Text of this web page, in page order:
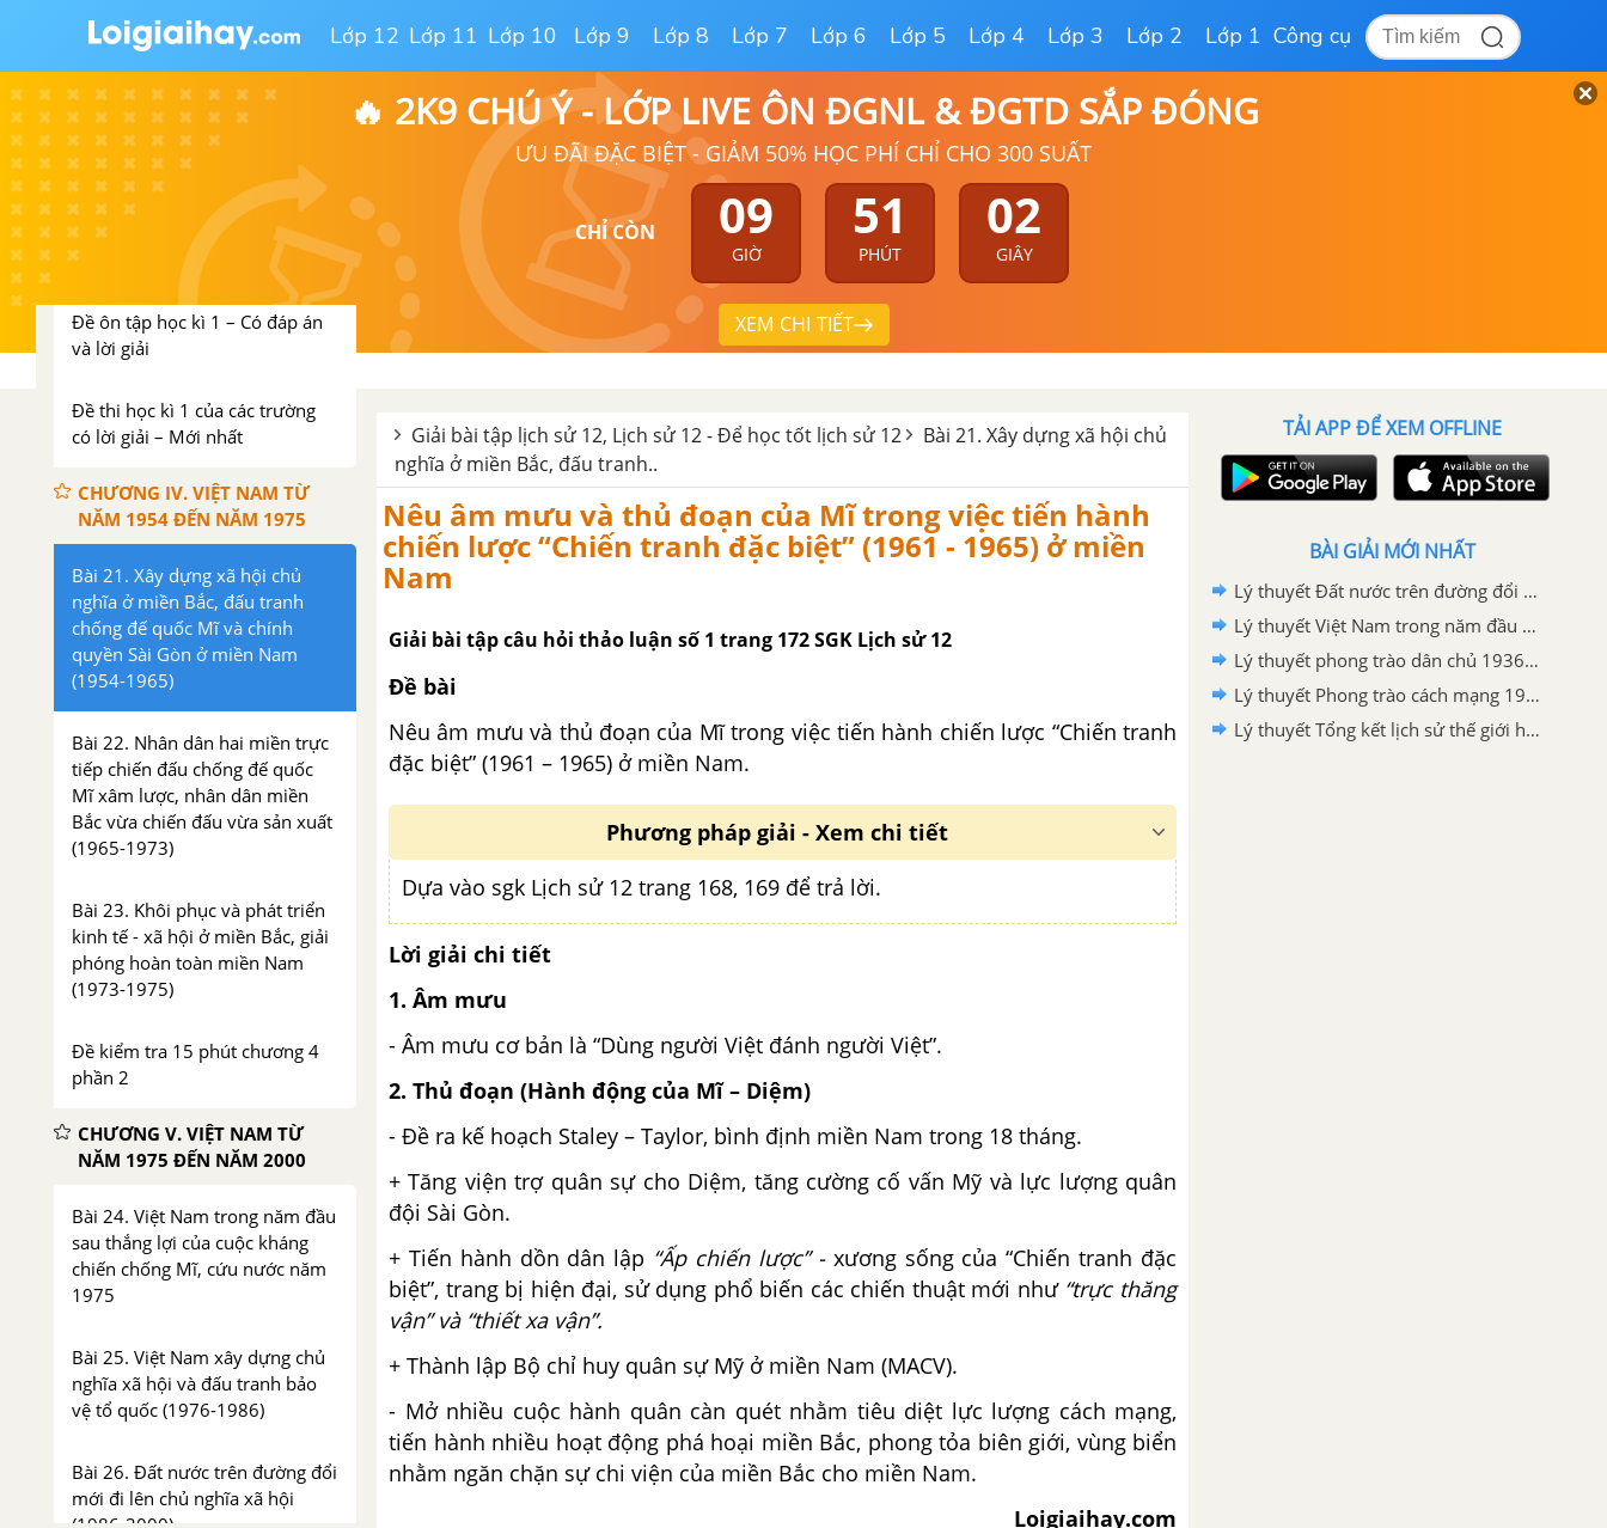
Lớp 12 Lớp 11 Lớp 10 Lớp 9 Lớp 8 Lớp 7 Lớp 6 Lớp 5 Lớp 4 Lớp 3 Lớp 2 Lớp 1 Công cụ
🔥 2K9 CHÚ Ý - LỚP LIVE ÔN ĐGNL & ĐGTD SẮP ĐÓNG
ƯU ĐÃI ĐẶC BIỆT - GIẢM 50% HỌC PHÍ CHỈ CHO 300 SUẤT
CHỈ CÒN 09
GIỜ
51
PHÚT
01
GIÂY
XEM CHI TIẾT
thúc (1953-1954)
phần 2
Đề cương ôn tập học kì 1
Lịch sử 12
Đề thi học kì 1 mới nhất có
lời giải
Đề ôn tập học kì 1 – Có đáp án
và lời giải
Đề thi học kì 1 của các trường
có lời giải – Mới nhất
CHƯƠNG IV. VIỆT NAM TỪ
NĂM 1954 ĐẾN NĂM 1975
Bài 21. Xây dựng xã hội chủ
nghĩa ở miền Bắc, đấu tranh
chống đế quốc Mĩ và chính
quyền Sài Gòn ở miền Nam
(1954-1965)
Bài 22. Nhân dân hai miền trực
tiếp chiến đấu chống đế quốc
Mĩ xâm lược, nhân dân miền
Bắc vừa chiến đấu vừa sản xuất
(1965-1973)
Bài 23. Khôi phục và phát triển
kinh tế - xã hội ở miền Bắc, giải
phóng hoàn toàn miền Nam
(1973-1975)
Đề kiểm tra 15 phút chương 4
phần 2
CHƯƠNG V. VIỆT NAM TỪ
NĂM 1975 ĐẾN NĂM 2000
Bài 24. Việt Nam trong năm đầu
sau thắng lợi của cuộc kháng
chiến chống Mĩ, cứu nước năm
1975
Bài 25. Việt Nam xây dựng chủ
nghĩa xã hội và đấu tranh bảo
vệ tổ quốc (1976-1986)
Bài 26. Đất nước trên đường đổi
mới đi lên chủ nghĩa xã hội
Giải bài tập lịch sử 12, Lịch sử 12 - Để học tốt lịch sử 12
Bài 21. Xây dựng xã hội chủ
nghĩa ở miền Bắc, đấu tranh..
Nêu âm mưu và thủ đoạn của Mĩ trong việc tiến hành
chiến lược “Chiến tranh đặc biệt” (1961 - 1965) ở miền
Nam
Giải bài tập câu hỏi thảo luận số 1 trang 172 SGK Lịch sử 12
Đề bài
Nêu âm mưu và thủ đoạn của Mĩ trong việc tiến hành chiến lược “Chiến tranh
đặc biệt” (1961 – 1965) ở miền Nam.
Phương pháp giải - Xem chi tiết
Dựa vào sgk Lịch sử 12 trang 168, 169 để trả lời.
Lời giải chi tiết
1. Âm mưu
- Âm mưu cơ bản là “Dùng người Việt đánh người Việt”.
2. Thủ đoạn (Hành động của Mĩ – Diệm)
- Đề ra kế hoạch Staley – Taylor, bình định miền Nam trong 18 tháng.
+ Tăng viện trợ quân sự cho Diệm, tăng cường cố vấn Mỹ và lực lượng quân
đội Sài Gòn.
+ Tiến hành dồn dân lập “Ấp chiến lược” - xương sống của “Chiến tranh đặc
biệt”, trang bị hiện đại, sử dụng phổ biến các chiến thuật mới như “trực thăng
vận” và “thiết xa vận”.
+ Thành lập Bộ chỉ huy quân sự Mỹ ở miền Nam (MACV).
- Mở nhiều cuộc hành quân càn quét nhằm tiêu diệt lực lượng cách mạng,
tiến hành nhiều hoạt động phá hoại miền Bắc, phong tỏa biên giới, vùng biển
nhằm ngăn chặn sự chi viện của miền Bắc cho miền Nam.
Loigiaihay.com
TẢI APP ĐỂ XEM OFFLINE
BÀI GIẢI MỚI NHẤT
Lý thuyết Đất nước trên đường đổi mới đi lên chủ nghĩa xã hội (1986-2000)
Lý thuyết Việt Nam trong năm đầu sau thắng lợi của cuộc kháng chiến chống Mĩ, cứu nước năm 1975
Lý thuyết phong trào dân chủ 1936-1939
Lý thuyết Phong trào cách mạng 1930-1935
Lý thuyết Tổng kết lịch sử thế giới hiện đại từ 1945 đến năm 2000